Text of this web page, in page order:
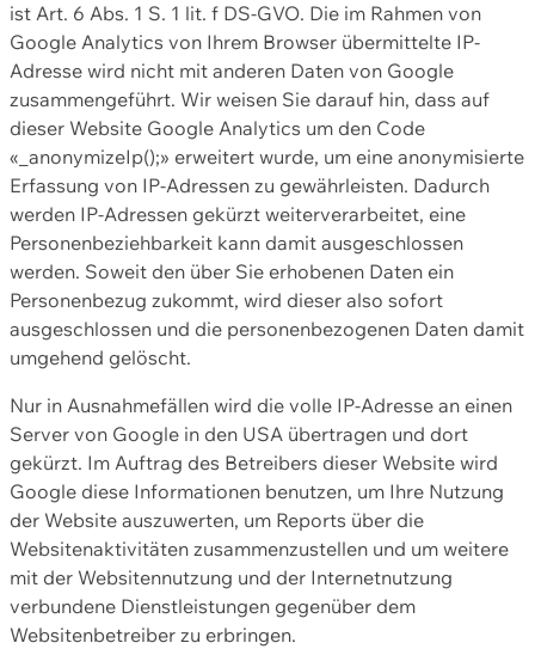
ist Art. 6 Abs. 1 S. 1 lit. f DS-GVO. Die im Rahmen von
Google Analytics von Ihrem Browser übermittelte IP-
Adresse wird nicht mit anderen Daten von Google
zusammengeführt. Wir weisen Sie darauf hin, dass auf
dieser Website Google Analytics um den Code
«_anonymizeIp();» erweitert wurde, um eine anonymisierte
Erfassung von IP-Adressen zu gewährleisten. Dadurch
werden IP-Adressen gekürzt weiterverarbeitet, eine
Personenbeziehbarkeit kann damit ausgeschlossen
werden. Soweit den über Sie erhobenen Daten ein
Personenbezug zukommt, wird dieser also sofort
ausgeschlossen und die personenbezogenen Daten damit
umgehend gelöscht.
Nur in Ausnahmefällen wird die volle IP-Adresse an einen
Server von Google in den USA übertragen und dort
gekürzt. Im Auftrag des Betreibers dieser Website wird
Google diese Informationen benutzen, um Ihre Nutzung
der Website auszuwerten, um Reports über die
Websitenaktivitäten zusammenzustellen und um weitere
mit der Websitennutzung und der Internetnutzung
verbundene Dienstleistungen gegenüber dem
Websitenbetreiber zu erbringen.